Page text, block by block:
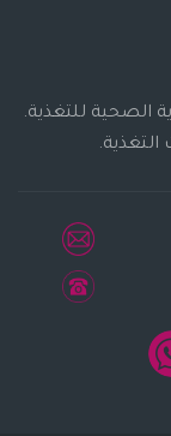
الصحية للتغذية.